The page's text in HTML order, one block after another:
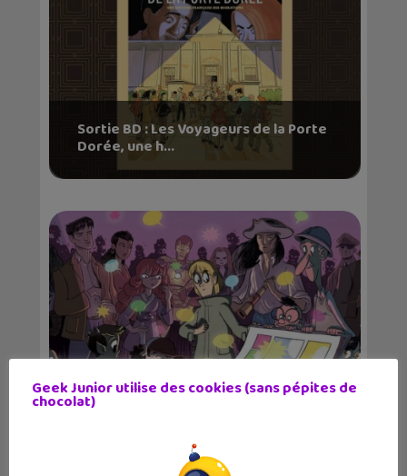
Sortie BD : Les Voyageurs de la Porte
Dorée, une h...
48H BD : quand la bande dessinée fait
la fête les...
Geek Junior utilise des cookies (sans pépites de
chocolat)